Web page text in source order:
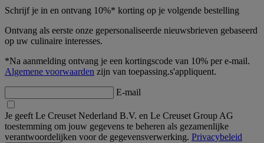
Schrijf je in en ontvang 10%* korting op je volgende bestelling
Ontvang als eerste onze gepersonaliseerde nieuwsbrieven gebaseerd
op uw culinaire interesses.
*Na aanmelding ontvang je een kortingscode van 10% per e-mail.
Algemene voorwaarden zijn van toepassing.s'appliquent.
E-mail
Je geeft Le Creuset Nederland B.V. en Le Creuset Group AG
toestemming om jouw gegevens te beheren als gezamenlijke
verantwoordelijken voor de gegevensverwerking. Privacybeleid